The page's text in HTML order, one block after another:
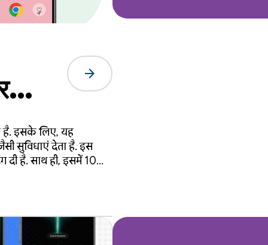
arrow_forward
है. इसके लिए, यह
सुविधाएं देता है. इस
दी है. साथ ही, इसमें 10